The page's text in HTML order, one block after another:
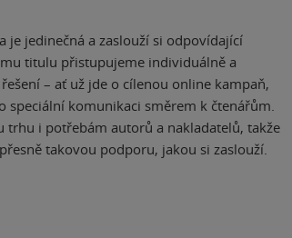
je jedinečná a zaslouží si odpovídající
titulu přistupujeme individuálně a
– ať už jde o cílenou online kampaň,
speciální komunikaci směrem k čtenářům.
trhu i potřebám autorů a nakladatelů, takže
takovou podporu, jakou si zaslouží.